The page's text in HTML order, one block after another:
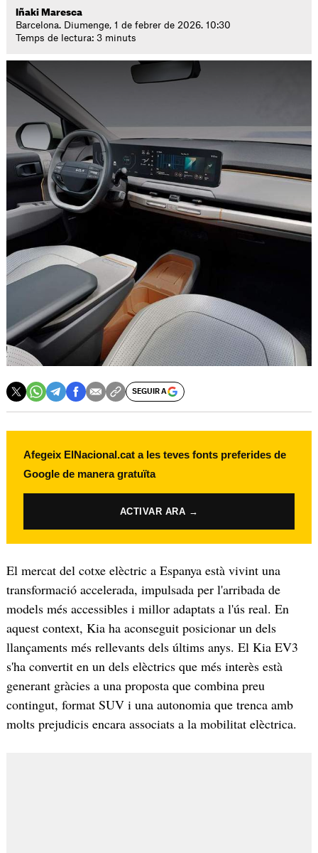
Iñaki Maresca
Barcelona. Diumenge, 1 de febrer de 2026. 10:30
Temps de lectura: 3 minuts
SEGUIR A
Afegeix ElNacional.cat a les teves fonts preferides de
Google de manera gratuïta
ACTIVAR ARA →
El mercat del cotxe elèctric a Espanya està vivint una
transformació accelerada, impulsada per l'arribada de
models més accessibles i millor adaptats a l'ús real. En
aquest context, Kia ha aconseguit posicionar un dels
llançaments més rellevants dels últims anys. El Kia EV3
s'ha convertit en un dels elèctrics que més interès està
generant gràcies a una proposta que combina preu
contingut, format SUV i una autonomia que trenca amb
molts prejudicis encara associats a la mobilitat elèctrica.